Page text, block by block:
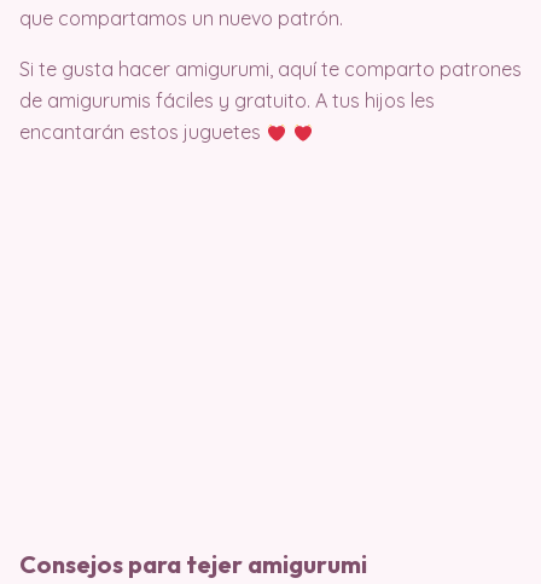
que compartamos un nuevo patrón.
Si te gusta hacer amigurumi, aquí te comparto patrones
de amigurumis fáciles y gratuito. A tus hijos les
encantarán estos juguetes
Consejos para tejer amigurumi